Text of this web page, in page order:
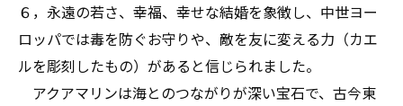
６，永遠の若さ、幸福、幸せな結婚を象徴し、中世ヨー
ロッパでは毒を防ぐお守りや、敵を友に変える力（カエ
ルを彫刻したもの）があると信じられました。
アクアマリンは海とのつながりが深い宝石で、古今東